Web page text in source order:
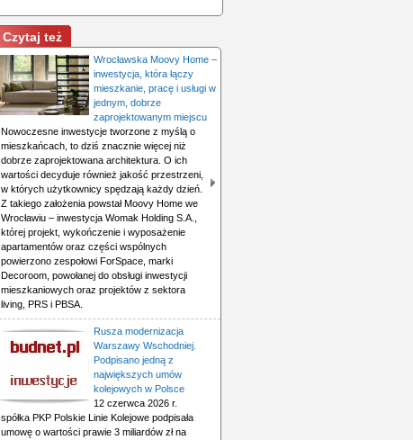
Czytaj też
Wrocławska Moovy Home –
inwestycja, która łączy
mieszkanie, pracę i usługi w
jednym, dobrze
zaprojektowanym miejscu
Nowoczesne inwestycje tworzone z myślą o
mieszkańcach, to dziś znacznie więcej niż
dobrze zaprojektowana architektura. O ich
wartości decyduje również jakość przestrzeni,
w których użytkownicy spędzają każdy dzień.
Z takiego założenia powstał Moovy Home we
Wrocławiu – inwestycja Womak Holding S.A.,
której projekt, wykończenie i wyposażenie
apartamentów oraz części wspólnych
powierzono zespołowi ForSpace, marki
Decoroom, powołanej do obsługi inwestycji
mieszkaniowych oraz projektów z sektora
living, PRS i PBSA.
Rusza modernizacja
Warszawy Wschodniej.
Podpisano jedną z
największych umów
kolejowych w Polsce
12 czerwca 2026 r.
spółka PKP Polskie Linie Kolejowe podpisała
umowę o wartości prawie 3 miliardów zł na